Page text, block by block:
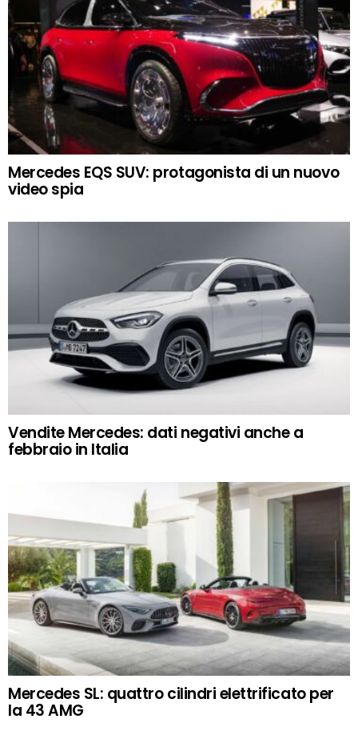
Mercedes EQS SUV: protagonista di un nuovo
video spia
Vendite Mercedes: dati negativi anche a
febbraio in Italia
Mercedes SL: quattro cilindri elettrificato per
la 43 AMG